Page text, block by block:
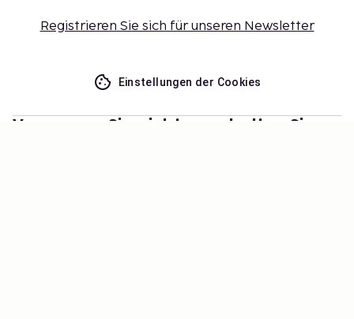
Registrieren Sie sich für unseren Newsletter
Einstellungen der Cookies
Verpassen Sie nichts – erhalten Sie